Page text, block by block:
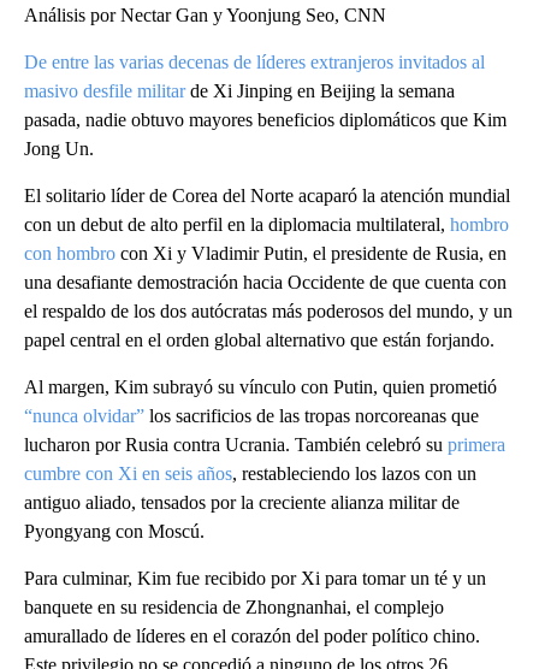
Análisis por Nectar Gan y Yoonjung Seo, CNN
De entre las varias decenas de líderes extranjeros invitados al
masivo desfile militarde Xi Jinping en Beijing la semana
pasada, nadie obtuvo mayores beneficios diplomáticos que Kim
Jong Un.
El solitario líder de Corea del Norte acaparó la atención mundial
con un debut de alto perfil en la diplomacia multilateral, hombro
con hombro con Xi y Vladimir Putin, el presidente de Rusia, en
una desafiante demostración hacia Occidente de que cuenta con
el respaldo de los dos autócratas más poderosos del mundo, y un
papel central en el orden global alternativo que están forjando.
Al margen, Kim subrayó su vínculo con Putin, quien prometió
“nunca olvidar” los sacrificios de las tropas norcoreanas que
lucharon por Rusia contra Ucrania. También celebró su primera
cumbre con Xi en seis años, restableciendo los lazos con un
antiguo aliado, tensados ​​por la creciente alianza militar de
Pyongyang con Moscú.
Para culminar, Kim fue recibido por Xi para tomar un té y un
banquete en su residencia de Zhongnanhai, el complejo
amurallado de líderes en el corazón del poder político chino.
Este privilegio no se concedió a ninguno de los otros 26